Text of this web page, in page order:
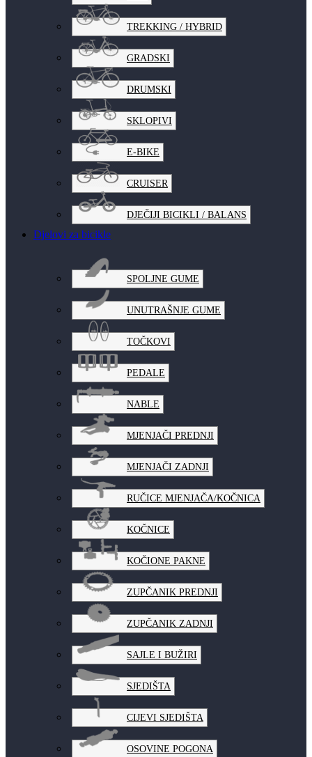
TREKKING / HYBRID
GRADSKI
DRUMSKI
SKLOPIVI
E-BIKE
CRUISER
DJEČIJI BICIKLI / BALANS
Djelovi za bicikle
SPOLJNE GUME
UNUTRAŠNJE GUME
TOČKOVI
PEDALE
NABLE
MJENJAČI PREDNJI
MJENJAČI ZADNJI
RUČICE MJENJAČA/KOČNICA
KOČNICE
KOČIONE PAKNE
ZUPČANIK PREDNJI
ZUPČANIK ZADNJI
SAJLE I BUŽIRI
SJEDIŠTA
CIJEVI SJEDIŠTA
OSOVINE POGONA